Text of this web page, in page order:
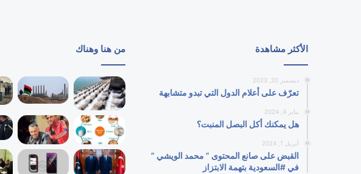
الأكثر مشاهدة
ديسمبر 20, 2023
تعرّف على أعلام الدول التي تبدو متشابهة
يناير 4, 2024
هل يمكنك أكل البصل المنبت؟
أبريل 1, 2024
القبض على صانع المحتوى ” محمد الويشي ”
في #السعودية بتهمة الابتزاز
من هنا وهناك